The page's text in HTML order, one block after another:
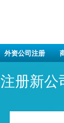
外资公司注册
注册新公